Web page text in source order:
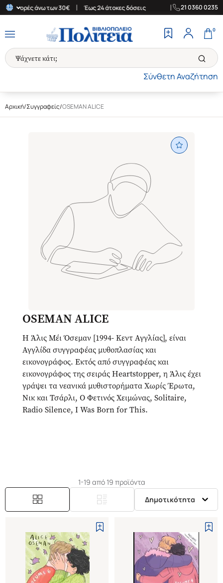
άνω των 30€ | Έως 24 άτοκες δόσεις Δωρεάν21 0360 0235
Σύνθετη Αναζήτηση
0
Αρχική/Συγγραφείς/OSEMAN ALICE
OSEMAN ALICE
Η Άλις Μέι Όσεμαν [1994- Κεντ Αγγλίας], είναι
Αγγλίδα συγγραφέας μυθοπλασίας και
εικονογράφος. Εκτός από συγγραφέας και
εικονογράφος της σειράς Heartstopper, η Άλις έχει
γράψει τα νεανικά μυθιστορήματα Χωρίς Έρωτα,
Νικ και Τσάρλι, O Φετινός Χειμώνας, Solitaire,
Radio Silence, I Was Born for This.
1-19 από 19 προϊόντα
Δημοτικότητα